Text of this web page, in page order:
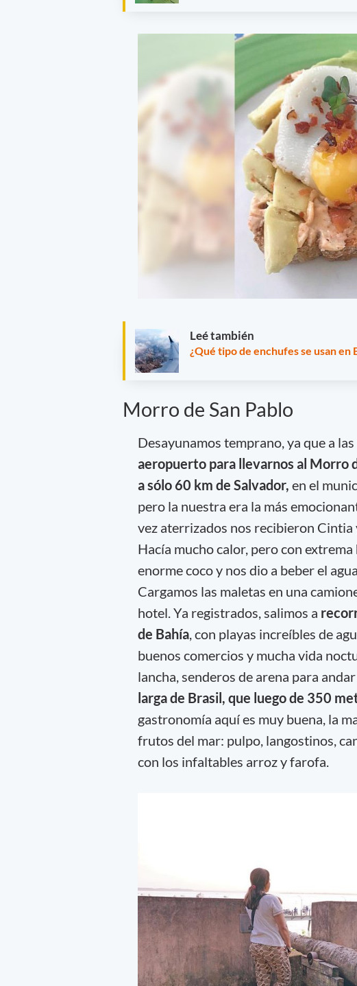
Leé también
¿Qué tipo de enchufes se usan en
Morro de San Pablo
Desayunamos temprano, ya que a
aeropuerto para llevarnos al Morro
a sólo 60 km de Salvador, en el
pero la nuestra era la más
vez aterrizados nos recibieron Cintia
Hacía mucho calor, pero con
enorme coco y nos dio a beber el
Cargamos las maletas en una
hotel. Ya registrados, salimos a
de Bahía, con playas increíbles de
buenos comercios y mucha vida
lancha, senderos de arena para
larga de Brasil, que luego de 350
gastronomía aquí es muy buena, la
frutos del mar: pulpo, langostinos,
con los infaltables arroz y farofa.